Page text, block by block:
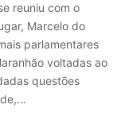
reuniu com o
Marcelo do
parlamentares
voltadas ao
questões